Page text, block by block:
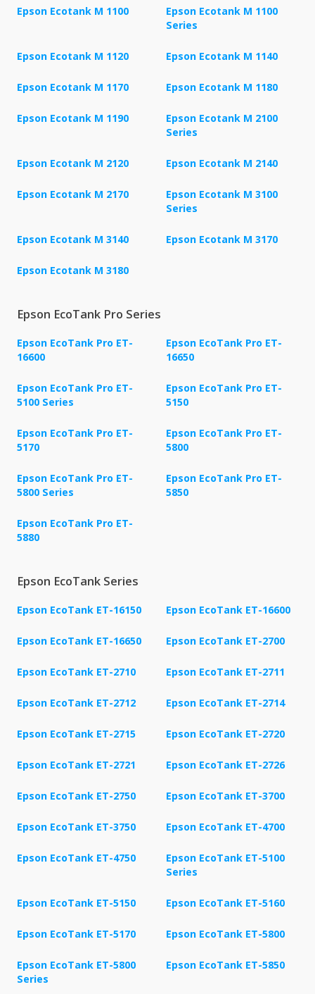
Epson Ecotank M 1100
Epson Ecotank M 1100
Series
Epson Ecotank M 1120 Epson Ecotank M 1140
Epson Ecotank M 1170 Epson Ecotank M 1180
Epson Ecotank M 1190
Epson Ecotank M 2100
Series
Epson Ecotank M 2120 Epson Ecotank M 2140
Epson Ecotank M 2170
Epson Ecotank M 3100
Series
Epson Ecotank M 3140 Epson Ecotank M 3170
Epson Ecotank M 3180
Epson EcoTank Pro Series
Epson EcoTank Pro ET-
16600
Epson EcoTank Pro ET-
16650
Epson EcoTank Pro ET-
5100 Series
Epson EcoTank Pro ET-
5150
Epson EcoTank Pro ET-
5170
Epson EcoTank Pro ET-
5800
Epson EcoTank Pro ET-
5800 Series
Epson EcoTank Pro ET-
5850
Epson EcoTank Pro ET-
5880
Epson EcoTank Series
Epson EcoTank ET-16150 Epson EcoTank ET-16600
Epson EcoTank ET-16650 Epson EcoTank ET-2700
Epson EcoTank ET-2710 Epson EcoTank ET-2711
Epson EcoTank ET-2712 Epson EcoTank ET-2714
Epson EcoTank ET-2715 Epson EcoTank ET-2720
Epson EcoTank ET-2721 Epson EcoTank ET-2726
Epson EcoTank ET-2750 Epson EcoTank ET-3700
Epson EcoTank ET-3750 Epson EcoTank ET-4700
Epson EcoTank ET-4750
Epson EcoTank ET-5100
Series
Epson EcoTank ET-5150 Epson EcoTank ET-5160
Epson EcoTank ET-5170 Epson EcoTank ET-5800
Epson EcoTank ET-5800
Series
Epson EcoTank ET-5850